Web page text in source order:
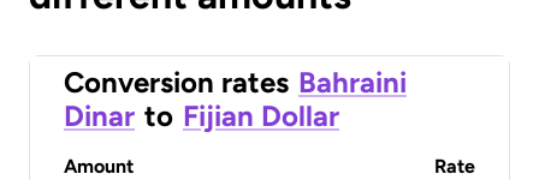
Conversion rates Bahraini
Dinar to Fijian Dollar
Amount Rate